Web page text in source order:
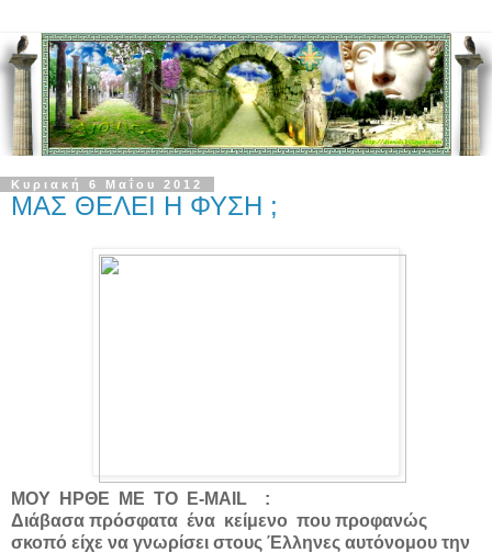
Κυριακή 6 Μαΐου 2012
ΜΑΣ ΘΕΛΕΙ Η ΦΥΣΗ ;
ΜΟΥ ΗΡΘΕ ΜΕ ΤΟ E-MAIL :
Διάβασα πρόσφατα ένα κείμενο που προφανώς
σκοπό είχε να γνωρίσει στους Έλληνες αυτόνομου την